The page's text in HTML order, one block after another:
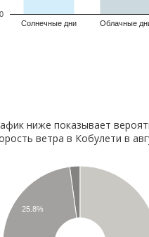
Солнечные дни Облачные
0
ниже показывает
ветра в Кобулети в
25.8%